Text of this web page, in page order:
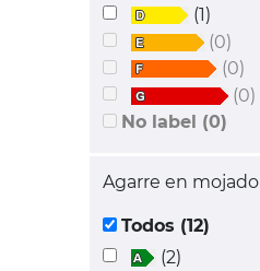
(1)
(0)
(0)
(0)
No label (0)
Agarre en mojado
Todos (12)
(2)